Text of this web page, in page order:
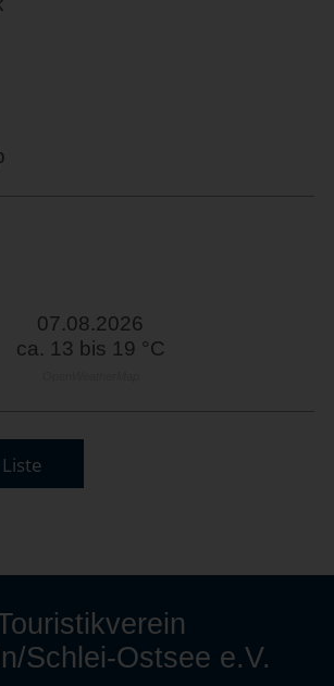
07.08.2026
ca. 13 bis 19 °C
Schlei-Ostsee e.V.